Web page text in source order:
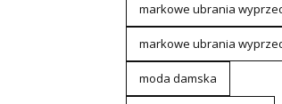
markowe ubrania
markowe ubrania
moda damska